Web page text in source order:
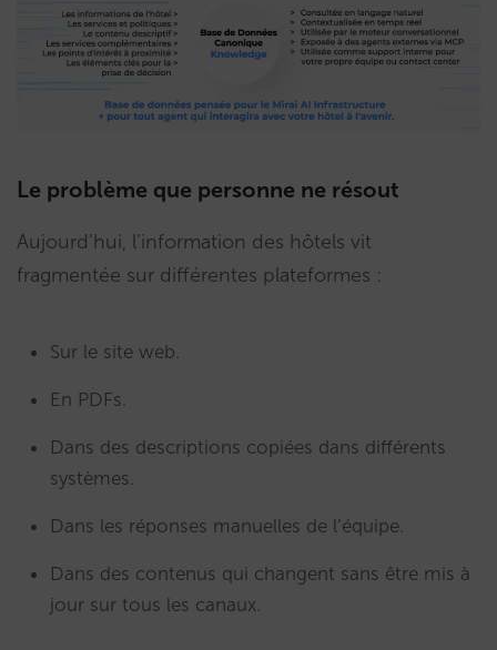
Le problème que personne ne résout
Aujourd’hui, l’information des hôtels vit
fragmentée sur différentes plateformes :
Sur le site web.
En PDFs.
Dans des descriptions copiées dans différents
systèmes.
Dans les réponses manuelles de l’équipe.
Dans des contenus qui changent sans être mis à
jour sur tous les canaux.